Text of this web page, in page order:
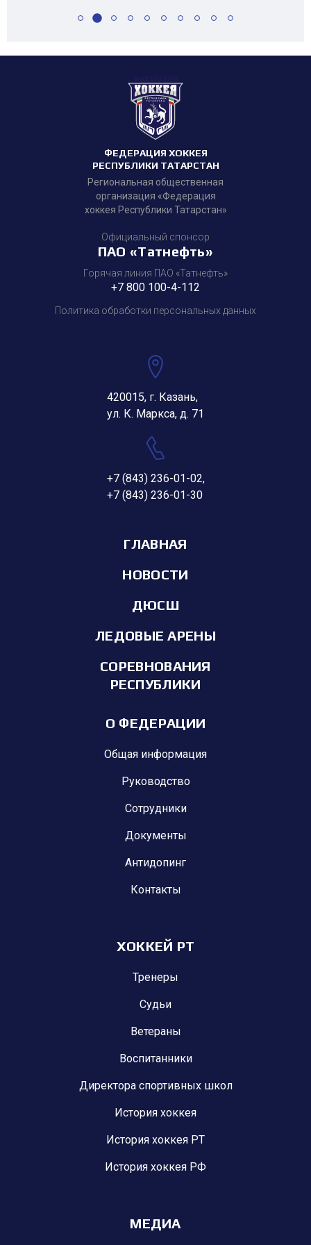
ФЕДЕРАЦИЯ ХОККЕЯ
РЕСПУБЛИКИ ТАТАРСТАН
Региональная общественная
организация «Федерация
хоккея Республики Татарстан»
Официальный спонсор
ПАО «Татнефть»
Горячая линия ПАО «Татнефть»
+7 800 100-4-112
Политика обработки персональных данных
420015, г. Казань,
ул. К. Маркса, д. 71
+7 (843) 236-01-02,
+7 (843) 236-01-30
ГЛАВНАЯ
НОВОСТИ
ДЮСШ
ЛЕДОВЫЕ АРЕНЫ
СОРЕВНОВАНИЯ
РЕСПУБЛИКИ
О ФЕДЕРАЦИИ
Общая информация
Руководство
Сотрудники
Документы
Антидопинг
Контакты
ХОККЕЙ РТ
Тренеры
Судьи
Ветераны
Воспитанники
Директора спортивных школ
История хоккея
История хоккея РТ
История хоккея РФ
МЕДИА